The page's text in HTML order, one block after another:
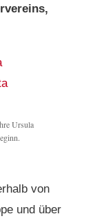
Ursula
von
und über